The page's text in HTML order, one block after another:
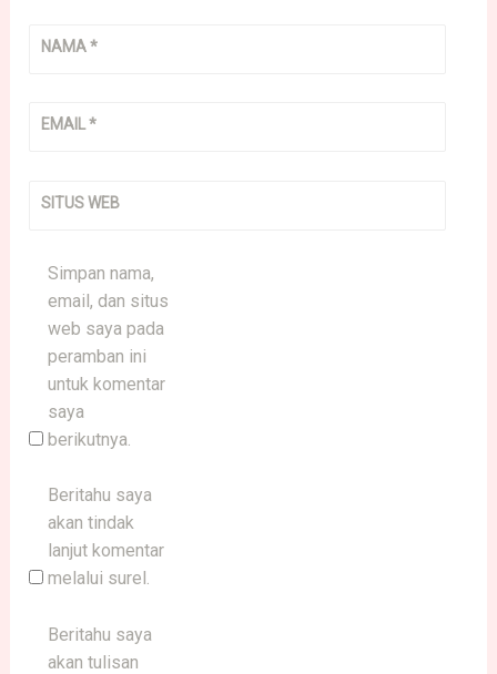
NAMA*
EMAIL*
SITUS WEB
Simpan nama,
email, dan situs
web saya pada
peramban ini
untuk komentar
saya
berikutnya.
Beritahu saya
akan tindak
lanjut komentar
melalui surel.
Beritahu saya
akan tulisan